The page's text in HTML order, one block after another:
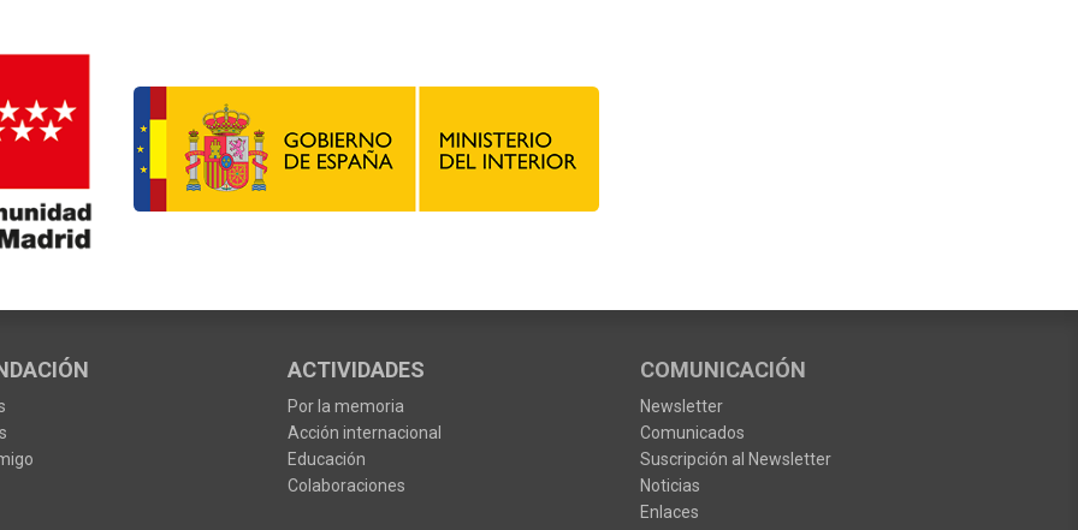
ACTIVIDADES
Por la memoria
Acción internacional
Educación
Colaboraciones
COMUNICACIÓN
Newsletter
Comunicados
Suscripción al Newsletter
Noticias
Enlaces